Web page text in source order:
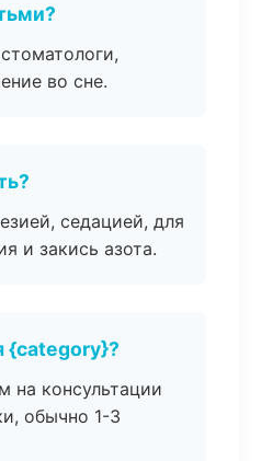
во сне.
седацией, для
и закись азота.
{category}?
на консультации
обычно 1-3